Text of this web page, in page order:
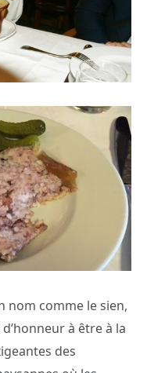
nom comme le sien,
à être à la
des